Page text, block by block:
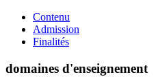
Contenu
Admission
Finalités
domaines d'enseignement